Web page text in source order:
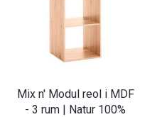
Mix n' Modul reol i MDF
- 3 rum | Natur 100%